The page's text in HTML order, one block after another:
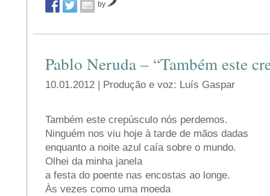
by
Pablo Neruda – “Também este
10.01.2012 | Produção e voz: Luís Gaspar
Também este crepúsculo nós perdemos.
Ninguém nos viu hoje à tarde de mãos dadas
enquanto a noite azul caía sobre o mundo.
Olhei da minha janela
a festa do poente nas encostas ao longe.
Às vezes como uma moeda